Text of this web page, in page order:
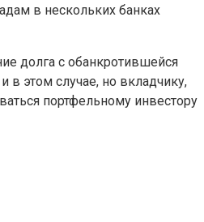
в нескольких банках
долга с обанкротившейся
в этом случае, но вкладчику,
портфельному инвестору